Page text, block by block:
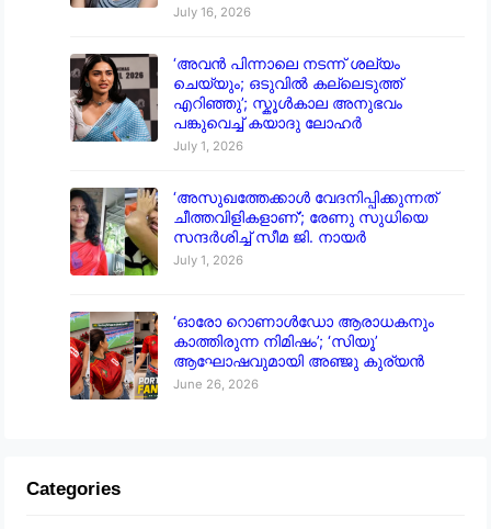
July 16, 2026
‘അവൻ പിന്നാലെ നടന്ന് ശല്യം
ചെയ്യും; ഒടുവിൽ കല്ലെടുത്ത്
എറിഞ്ഞു’; സ്കൂൾകാല അനുഭവം
പങ്കുവെച്ച് കയാദു ലോഹർ
July 1, 2026
‘അസുഖത്തേക്കാൾ വേദനിപ്പിക്കുന്നത്
ചീത്തവിളികളാണ്’; രേണു സുധിയെ
സന്ദർശിച്ച് സീമ ജി. നായർ
July 1, 2026
‘ഓരോ റൊണാൾഡോ ആരാധകനും
കാത്തിരുന്ന നിമിഷം’; ‘സിയൂ’
ആഘോഷവുമായി അഞ്ജു കുര്യൻ
June 26, 2026
Categories